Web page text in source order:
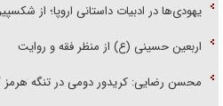
یهودی‌ها در ادبیات داستانی اروپا؛ از
اربعین حسینی (ع) از منظر فقه و روایت
محسن رضایی: کریدور دومی در تنگه